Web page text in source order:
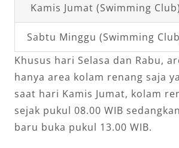
Kamis Jumat (Swimming Club)
Sabtu Minggu (Swimming
Khusus hari Selasa dan Rabu,
hanya area kolam renang saja
saat hari Kamis Jumat, kolam
sejak pukul 08.00 WIB
baru buka pukul 13.00 WIB.